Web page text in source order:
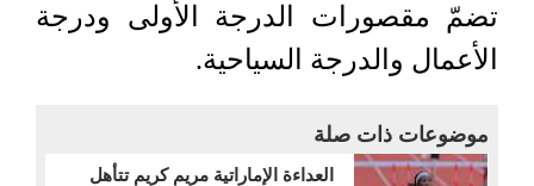
تضمّ مقصورات الدرجة الأولى ودرجة
الأعمال والدرجة السياحية.
موضوعات ذات صلة
العداءة الإماراتية مريم كريم تتأهل